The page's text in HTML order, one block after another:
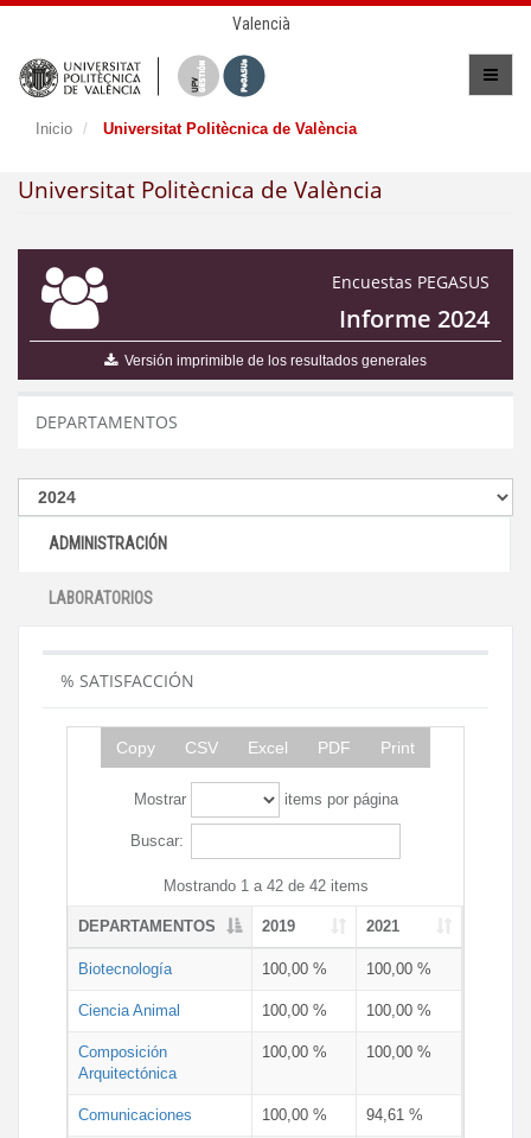
Valencià
Inicio Universitat Politècnica de València
Universitat Politècnica de València
Encuestas PEGASUS
Informe 2024
Versión imprimible de los resultados generales
DEPARTAMENTOS
ADMINISTRACIÓN
LABORATORIOS
% SATISFACCIÓN
Copy CSV Excel PDF Print
Mostrar items por página
Buscar:
Mostrando 1 a 42 de 42 items
DEPARTAMENTOS 2019 2021
Biotecnología 100,00 % 100,00 %
Ciencia Animal 100,00 % 100,00 %
Composición
Arquitectónica
100,00 % 100,00 %
Comunicaciones 100,00 % 94,61 %